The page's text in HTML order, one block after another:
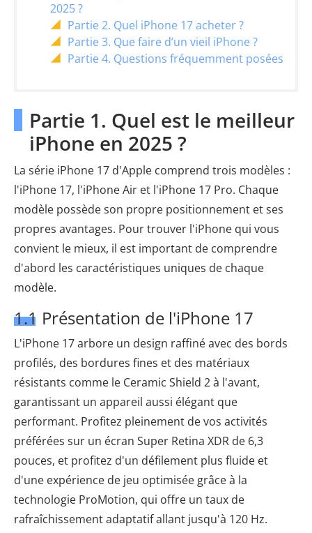
2025 ?
Partie 2. Quel iPhone 17 acheter ?
Partie 3. Que faire d’un vieil iPhone ?
Partie 4. Questions fréquemment posées
Partie 1. Quel est le meilleur
iPhone en 2025 ?
La série iPhone 17 d'Apple comprend trois modèles :
l'iPhone 17, l'iPhone Air et l'iPhone 17 Pro. Chaque
modèle possède son propre positionnement et ses
propres avantages. Pour trouver l'iPhone qui vous
convient le mieux, il est important de comprendre
d'abord les caractéristiques uniques de chaque
modèle.
1.1 Présentation de l'iPhone 17
L'iPhone 17 arbore un design raffiné avec des bords
profilés, des bordures fines et des matériaux
résistants comme le Ceramic Shield 2 à l'avant,
garantissant un appareil aussi élégant que
performant. Profitez pleinement de vos activités
préférées sur un écran Super Retina XDR de 6,3
pouces, et profitez d'un défilement plus fluide et
d'une expérience de jeu optimisée grâce à la
technologie ProMotion, qui offre un taux de
rafraîchissement adaptatif allant jusqu'à 120 Hz.